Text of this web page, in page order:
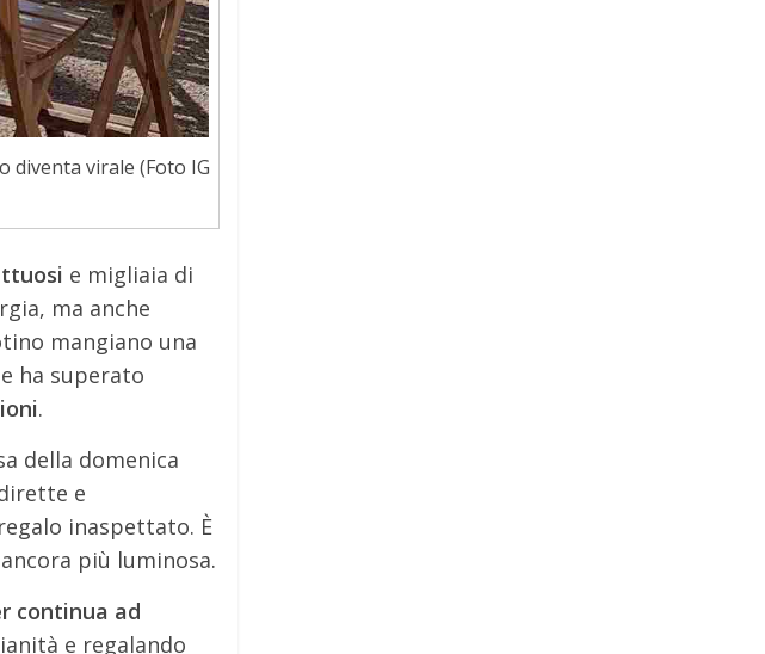
diventa virale (Foto IG
e migliaia di
ma anche
mangiano una
ha superato
.
della domenica
e
inaspettato. È
più luminosa.
continua ad
e regalando